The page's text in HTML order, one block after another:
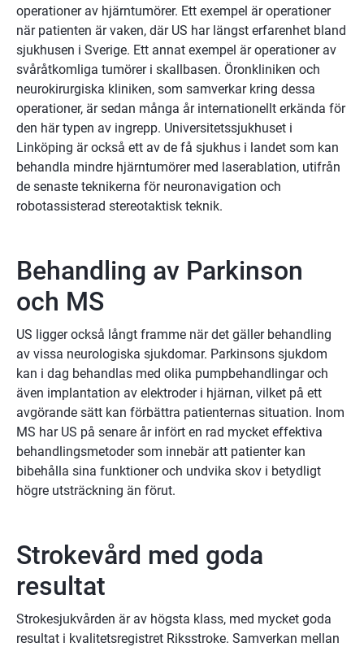
operationer av hjärntumörer. Ett exempel är operationer
när patienten är vaken, där US har längst erfarenhet bland
sjukhusen i Sverige. Ett annat exempel är operationer av
svåråtkomliga tumörer i skallbasen. Öronkliniken och
neurokirurgiska kliniken, som samverkar kring dessa
operationer, är sedan många år internationellt erkända för
den här typen av ingrepp. Universitetssjukhuset i
Linköping är också ett av de få sjukhus i landet som kan
behandla mindre hjärntumörer med laserablation, utifrån
de senaste teknikerna för neuronavigation och
robotassisterad stereotaktisk teknik.
Behandling av Parkinson
och MS
US ligger också långt framme när det gäller behandling
av vissa neurologiska sjukdomar. Parkinsons sjukdom
kan i dag behandlas med olika pumpbehandlingar och
även implantation av elektroder i hjärnan, vilket på ett
avgörande sätt kan förbättra patienternas situation. Inom
MS har US på senare år infört en rad mycket effektiva
behandlingsmetoder som innebär att patienter kan
bibehålla sina funktioner och undvika skov i betydligt
högre utsträckning än förut.
Strokevård med goda
resultat
Strokesjukvården är av högsta klass, med mycket goda
resultat i kvalitetsregistret Riksstroke. Samverkan mellan